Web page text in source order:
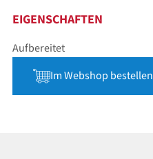
EIGENSCHAFTEN
Aufbereitet
Im Webshop bestellen